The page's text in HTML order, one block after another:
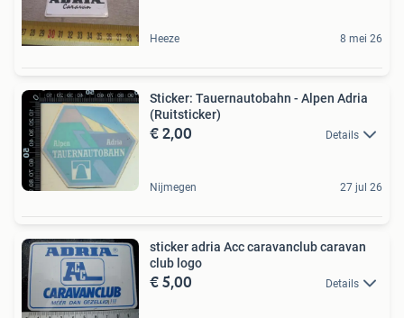
Heeze 8 mei 26
Sticker: Tauernautobahn - Alpen Adria
(Ruitsticker)
€ 2,00 Details
Nijmegen 27 jul 26
sticker adria Acc caravanclub caravan
club logo
€ 5,00 Details